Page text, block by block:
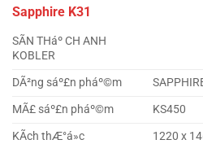
Sapphire K31
SÃN THáº CH ANH
KOBLER
DÃ²ng sáº£n pháº©m
MÃ£ sáº£n pháº©m
KS450
KÃ­ch thÆ°á»c
1220 x